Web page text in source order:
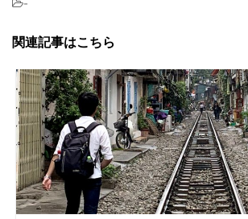
-
関連記事はこちら